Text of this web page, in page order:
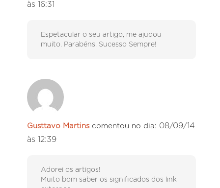
às 16:31
Espetacular o seu artigo, me ajudou
muito. Parabéns. Sucesso Sempre!
Gusttavo Martins comentou no dia: 08/09/14
às 12:39
Adorei os artigos!
Muito bom saber os significados dos link